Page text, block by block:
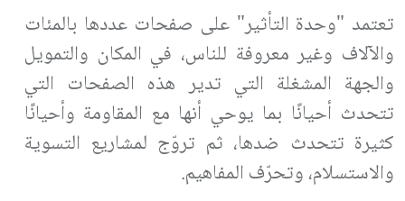
تعتمد "وحدة التأثير" على صفحات عددها بالمئات
والآلاف وغير معروفة للناس، في المكان والتمويل
والجهة المشغلة التي تدير هذه الصفحات التي
تتحدث أحيانًا بما يوحي أنها مع المقاومة وأحيانًا
كثيرة تتحدث ضدها، ثم تروّج لمشاريع التسوية
والاستسلام، وتحرّف المفاهيم.